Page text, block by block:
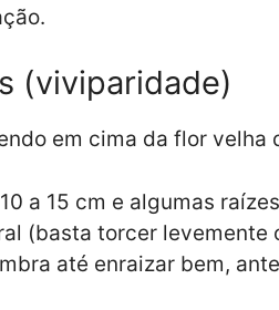
(viviparidade)
em cima da flor velha
a 15 cm e algumas
(basta torcer levemente
até enraizar bem,